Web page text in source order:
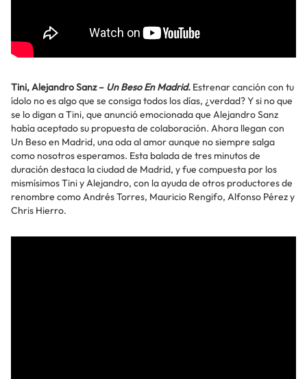
Tini, Alejandro Sanz – Un Beso En Madrid. Estrenar canción con tu
ídolo no es algo que se consiga todos los días, ¿verdad? Y si no que
se lo digan a Tini, que anunció emocionada que Alejandro Sanz
había aceptado su propuesta de colaboración. Ahora llegan con
Un Beso en Madrid, una oda al amor aunque no siempre salga
como nosotros esperamos. Esta balada de tres minutos de
duración destaca la ciudad de Madrid, y fue compuesta por los
mismísimos Tini y Alejandro, con la ayuda de otros productores de
renombre como Andrés Torres, Mauricio Rengifo, Alfonso Pérez y
Chris Hierro.